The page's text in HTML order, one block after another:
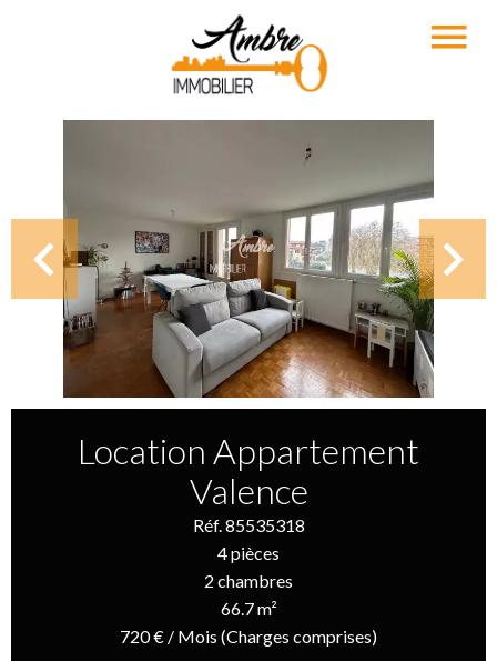
Location Appartement
Valence
Réf. 85535318
4 pièces
2 chambres
66.7 m²
720 € / Mois (Charges comprises)